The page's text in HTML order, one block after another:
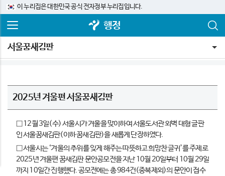
이 누리집은 대한민국 공식 전자정부 누리집입니다.
행정
서울꿈새김판
2025년 겨울편 서울꿈새김판
□ 12월 3일(수) 서울시가 겨울을 맞이하여 서울도서관 외벽 대형 글판
인 서울꿈새김판(이하 꿈새김판)을 새롭게 단장하였다.
□ 서울시는 ‘겨울의 추위를 잊게 해주는 따뜻하고 희망찬 글귀’를 주제로
2025년 겨울편 꿈새김판 문안공모전을 지난 10월 20일부터 10월 29일
까지 10일간 진행했다. 공모전에는 총 984건(중복제외)의 문안이 접수